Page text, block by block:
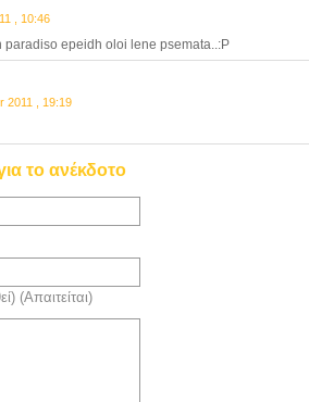
, 10:46
epeidh oloi lene psemata..:P
2011 , 19:19
το ανέκδοτο
(Απαιτείται)